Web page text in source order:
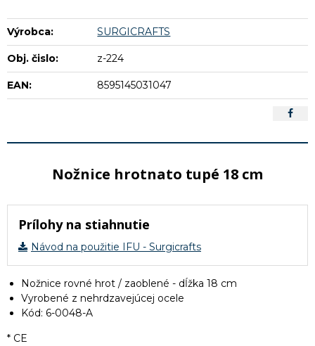
Výrobca: SURGICRAFTS
Obj. čislo: z-224
EAN: 8595145031047
Nožnice hrotnato tupé 18 cm
Prílohy na stiahnutie
Návod na použitie IFU - Surgicrafts
Nožnice rovné hrot / zaoblené - dĺžka 18 cm
Vyrobené z nehrdzavejúcej ocele
Kód: 6-0048-A
* CE